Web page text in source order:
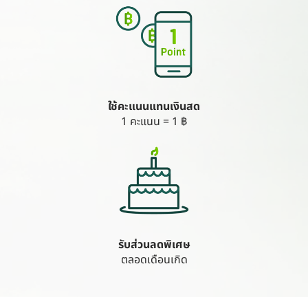
ใช้คะแนนแทนเงินสด
1 คะแนน = 1 ฿
รับส่วนลดพิเศษ
ตลอดเดือนเกิด